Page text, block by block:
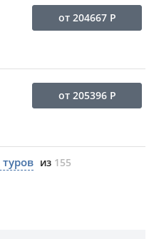
от 204667Р
от 205396Р
туров из 155